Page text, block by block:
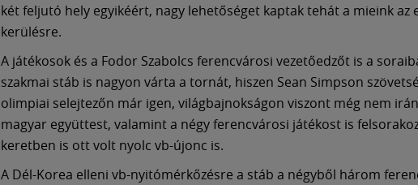
két feljutó hely egyikéért, nagy lehetőséget kaptak tehát a mieink az
kerülésre.
A játékosok és a Fodor Szabolcs ferencvárosi vezetőedzőt is a
szakmai stáb is nagyon várta a tornát, hiszen Sean Simpson
olimpiai selejtezőn már igen, világbajnokságon viszont még nem
magyar együttest, valamint a négy ferencvárosi játékost is
keretben is ott volt nyolc vb-újonc is.
A Dél-Korea elleni vb-nyitómérkőzésre a stáb a négyből három